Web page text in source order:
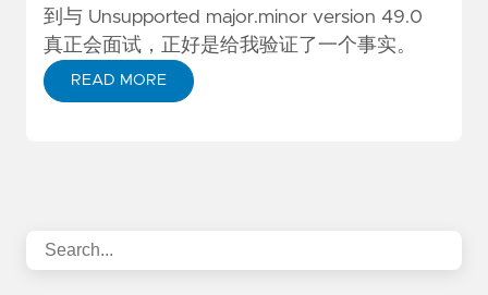
到与 Unsupported major.minor version 49.0
真正会面试，正好是给我验证了一个事实。
READ MORE